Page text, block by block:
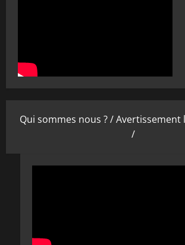
Qui sommes nous ? /Avertissement
/